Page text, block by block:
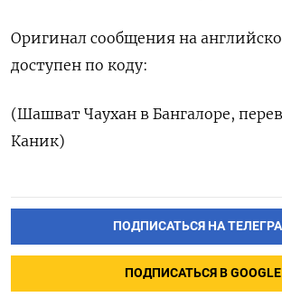
Оригинал сообщения на
доступен по коду:
(Шашват Чаухан в Бангалоре,
Каник)
ПОДПИСАТЬСЯ НА
ПОДПИСАТЬСЯ В GOOGLE